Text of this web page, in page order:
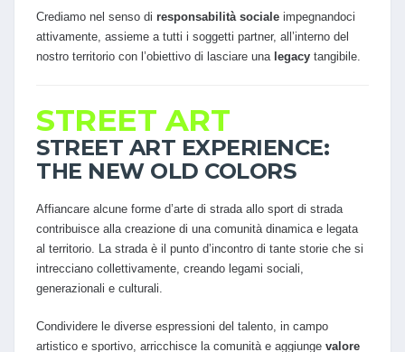
Crediamo nel senso di responsabilità sociale impegnandoci
attivamente, assieme a tutti i soggetti partner, all’interno del
nostro territorio con l’obiettivo di lasciare una legacy tangibile.
STREET ART
STREET ART EXPERIENCE:
THE NEW OLD COLORS
Affiancare alcune forme d’arte di strada allo sport di strada
contribuisce alla creazione di una comunità dinamica e legata
al territorio. La strada è il punto d’incontro di tante storie che si
intrecciano collettivamente, creando legami sociali,
generazionali e culturali.
Condividere le diverse espressioni del talento, in campo
artistico e sportivo, arricchisce la comunità e aggiunge valore